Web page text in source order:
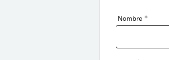
Nombre *